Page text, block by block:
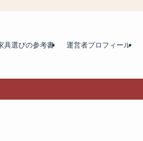
具選びの参考書 運営者プロフィール